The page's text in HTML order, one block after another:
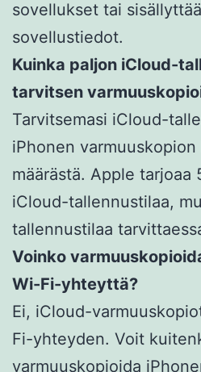
sovellukset tai
sovellustiedot.
Kuinka paljon iCloud-
tarvitsen
Tarvitsemasi iCloud-
iPhonen
määrästä. Apple tarjoaa
iCloud-tallennustilaa,
tallennustilaa
Voinko
Wi-Fi-yhteyttä?
Ei, iCloud-
Fi-yhteyden. Voit
varmuuskopioida